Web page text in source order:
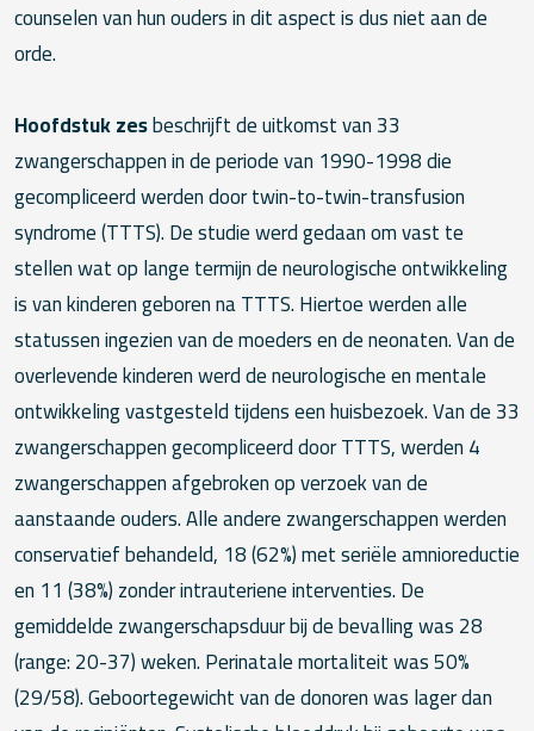
counselen van hun ouders in dit aspect is dus niet aan de
orde.
Hoofdstuk zesbeschrijft de uitkomst van 33
zwangerschappen in de periode van 1990-1998 die
gecompliceerd werden door twin-to-twin-transfusion
syndrome (TTTS). De studie werd gedaan om vast te
stellen wat op lange termijn de neurologische ontwikkeling
is van kinderen geboren na TTTS. Hiertoe werden alle
statussen ingezien van de moeders en de neonaten. Van de
overlevende kinderen werd de neurologische en mentale
ontwikkeling vastgesteld tijdens een huisbezoek. Van de 33
zwangerschappen gecompliceerd door TTTS, werden 4
zwangerschappen afgebroken op verzoek van de
aanstaande ouders. Alle andere zwangerschappen werden
conservatief behandeld, 18 (62%) met seriële amnioreductie
en 11 (38%) zonder intrauteriene interventies. De
gemiddelde zwangerschapsduur bij de bevalling was 28
(range: 20-37) weken. Perinatale mortaliteit was 50%
(29/58). Geboortegewicht van de donoren was lager dan